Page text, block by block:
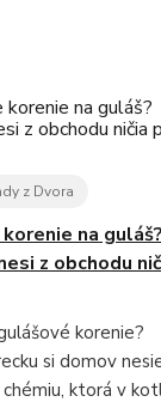
z Dvora
na guláš?
z obchodu
korenie?
si domov
ktorá v